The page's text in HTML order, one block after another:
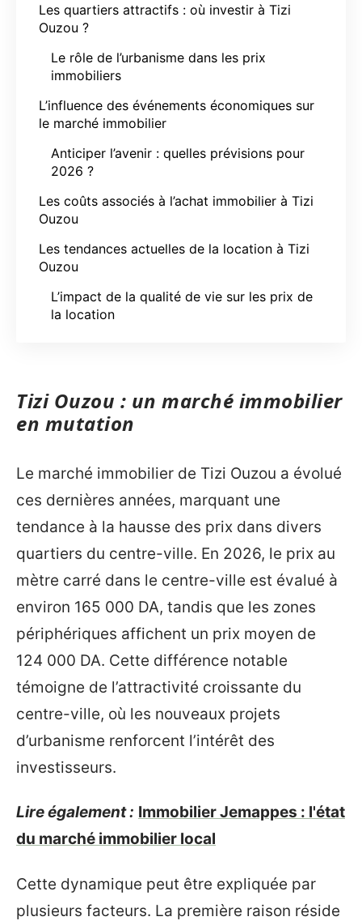
Les quartiers attractifs : où investir à Tizi
Ouzou ?
Le rôle de l’urbanisme dans les prix
immobiliers
L’influence des événements économiques sur
le marché immobilier
Anticiper l’avenir : quelles prévisions pour
2026 ?
Les coûts associés à l’achat immobilier à Tizi
Ouzou
Les tendances actuelles de la location à Tizi
Ouzou
L’impact de la qualité de vie sur les prix de
la location
Tizi Ouzou : un marché immobilier
en mutation
Le marché immobilier de Tizi Ouzou a évolué
ces dernières années, marquant une
tendance à la hausse des prix dans divers
quartiers du centre-ville. En 2026, le prix au
mètre carré dans le centre-ville est évalué à
environ 165 000 DA, tandis que les zones
périphériques affichent un prix moyen de
124 000 DA. Cette différence notable
témoigne de l’attractivité croissante du
centre-ville, où les nouveaux projets
d’urbanisme renforcent l’intérêt des
investisseurs.
Lire également : Immobilier Jemappes : l'état
du marché immobilier local
Cette dynamique peut être expliquée par
plusieurs facteurs. La première raison réside